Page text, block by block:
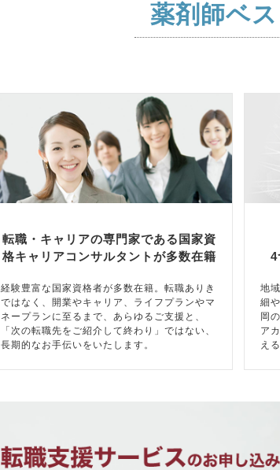
薬剤師ベ
転職・キャリアの専門家である国家資
格キャリアコンサルタントが多数在籍
経験豊富な国家資格者が多数在籍。転職ありき
ではなく、開業やキャリア、ライフプランやマ
ネープランに至るまで、あらゆるご支援と、
「次の転職先をご紹介して終わり」ではない、
長期的なお手伝いをいたします。
4
地
細
岡
ア
え